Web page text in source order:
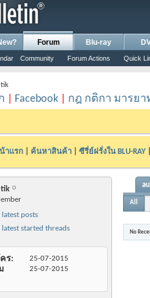
Forum
Community Forum Actions Quick
Blu-ray
Facebook กฎ กติกา มารยา
าแรก ค้นหาสินค้า ซีรี่ย์ฝรั่งใน BLU-RAY
latest posts
latest started threads
ร 25-07-2015
25-07-2015
All
No